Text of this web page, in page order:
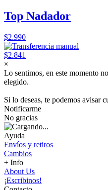
Top Nadador
$2.990
$2.841
×
Lo sentimos, en este momento
elegido.
Si lo deseas, te podemos avisar
Notificarme
No gracias
Ayuda
Envíos y retiros
Cambios
+ Info
About Us
¡Escribinos!